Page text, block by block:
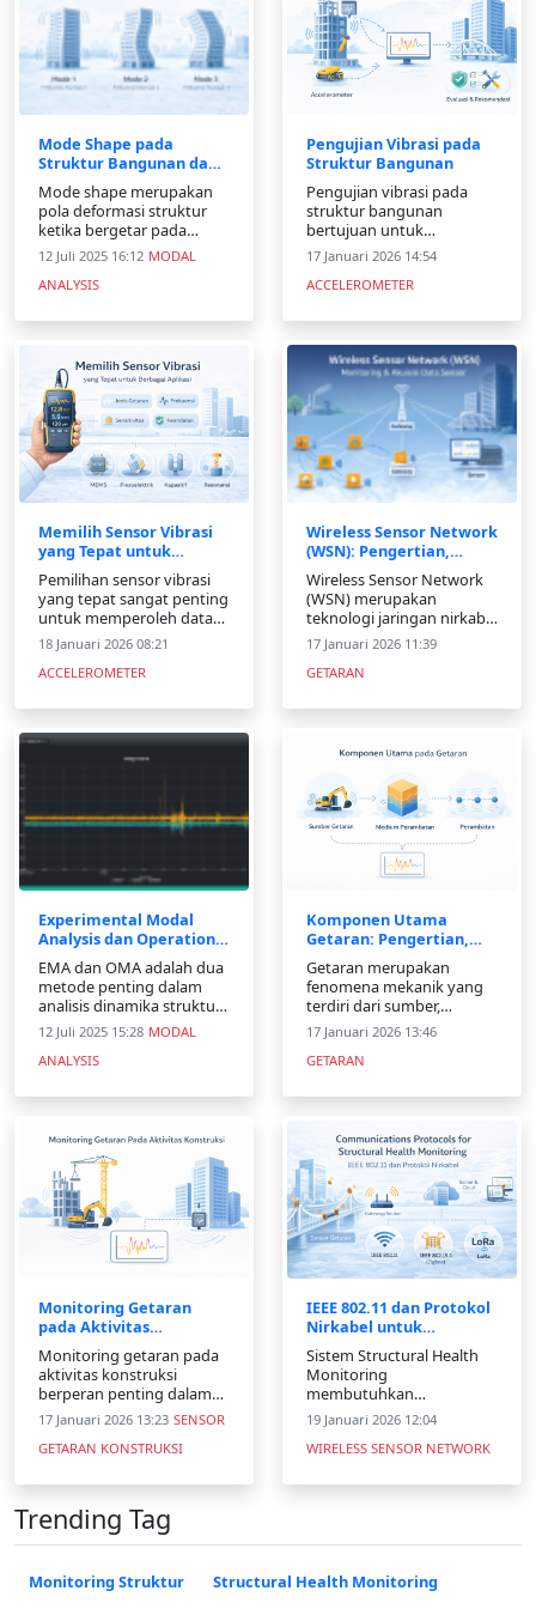
getaran, regangan, dan
pergeseran
Mode Shape pada
Struktur Bangunan dan
Analisis Getaran
Mode shape merupakan
pola deformasi struktur
ketika bergetar pada
frekuensi alamiahnya.
Artikel ini membahas
pengertian, peran, serta
dalam analisis dan
12 Juli 2025 16:12 MODAL
ANALYSIS
Pengujian Vibrasi pada
Struktur Bangunan
Pengujian vibrasi pada
struktur bangunan
bertujuan untuk
menganalisis respons
dinamik dan mendeteksi
potensi kerusakan
membahas metode,
langkah pengujian, dan
manfaatnya.
17 Januari 2026 14:54
ACCELEROMETER
Memilih Sensor Vibrasi
yang Tepat untuk
Monitoring dan Analisis
Getaran
Pemilihan sensor vibrasi
yang tepat sangat penting
untuk memperoleh data
getaran yang akurat.
Artikel ini membahas
faktor pemilihan sensor
akselerometer dan MEMS.
18 Januari 2026 08:21
ACCELEROMETER
Wireless Sensor Network
(WSN): Pengertian,
Arsitektur, Aplikasi, dan
Tantangan
Wireless Sensor Network
(WSN) merupakan
teknologi jaringan nirkabel
yang terdiri dari node
sensor, gateway, dan
sistem pemantauan.
digunakan untuk
kesehatan, dan struktur
efisiensi energi dan ska
17 Januari 2026 11:39
GETARAN
Experimental Modal
Analysis dan Operational
Modal Analysis (OMA)
EMA dan OMA adalah dua
metode penting dalam
analisis dinamika struktur.
EMA menggunakan data
eksperimental yang
dihasilkan oleh
sementara OMA
operasional yang
dihasilkan oleh struktur
selama beroperasi. Dalam
keduan
12 Juli 2025 15:28 MODAL
ANALYSIS
Komponen Utama
Getaran: Pengertian,
Parameter, dan
Penerapannya
Getaran merupakan
fenomena mekanik yang
terdiri dari sumber,
medium, dan proses
perambatan. Artikel ini
membahas komponen
penting, serta
monitoring dan rekayasa
teknik.
17 Januari 2026 13:46
GETARAN
Monitoring Getaran
pada Aktivitas
Konstruksi: Keamanan,
Kualitas, dan
Keberlanjutan
Monitoring getaran pada
aktivitas konstruksi
berperan penting dalam
menjaga keamanan
struktur, kenyamanan
masyarakat, dan
Dengan sensor getaran
dan pemantauan real-
time, dampak konstruksi
dapat dikendalikan secara
17 Januari 2026 13:23 SENSOR
GETARAN KONSTRUKSI
IEEE 802.11 dan Protokol
Nirkabel untuk
Structural Health
Monitoring
Sistem Structural Health
Monitoring
membutuhkan
komunikasi nirkabel yang
andal. Artikel ini
membahas peran IEEE
sensor seperti Zigbee dan
19 Januari 2026 12:04
WIRELESS SENSOR NETWORK
Trending Tag
Monitoring Struktur
Structural Health Monitoring